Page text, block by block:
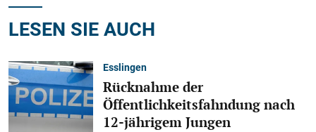
LESEN SIE AUCH
Esslingen
Rücknahme der
Öffentlichkeitsfahndung nach
12-jährigem Jungen